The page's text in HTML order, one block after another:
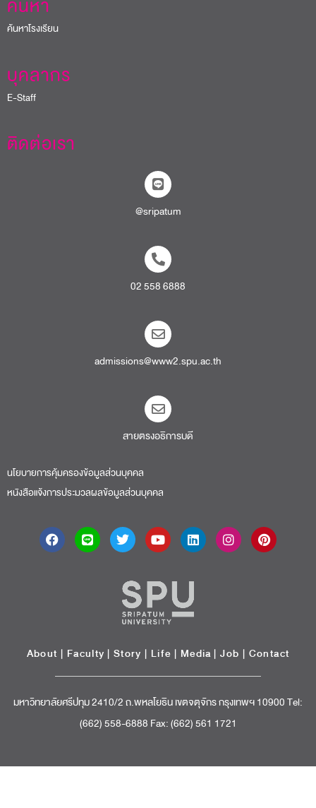
ค้นหา
ค้นหาโรงเรียน
บุคลากร
E-Staff
ติดต่อเรา
@sripatum
02 558 6888
admissions@www2.spu.ac.th
สายตรงอธิการบดี​
นโยบายการคุ้มครองข้อมูลส่วนบุคคล
หนังสือแจ้งการประมวลผลข้อมูลส่วนบุคคล
About | Faculty | Story | Life | Media |Job | Contact
มหาวิทยาลัยศรีปทุม 2410/2 ถ.พหลโยธิน เขตจตุจักร กรุงเทพฯ 10900 Tel:
(662) 558-6888 Fax: (662) 561 1721